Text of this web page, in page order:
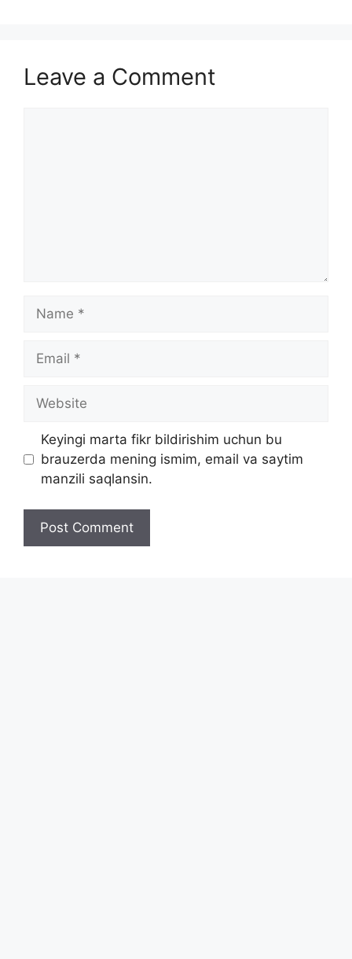
Leave a Comment
Name
Email
Website
Keyingi marta fikr bildirishim uchun bu
brauzerda mening ismim, email va saytim
manzili saqlansin.